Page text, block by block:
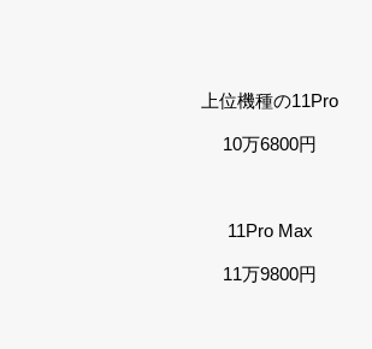
上位機種の11Pro
10万6800円
11Pro Max
11万9800円